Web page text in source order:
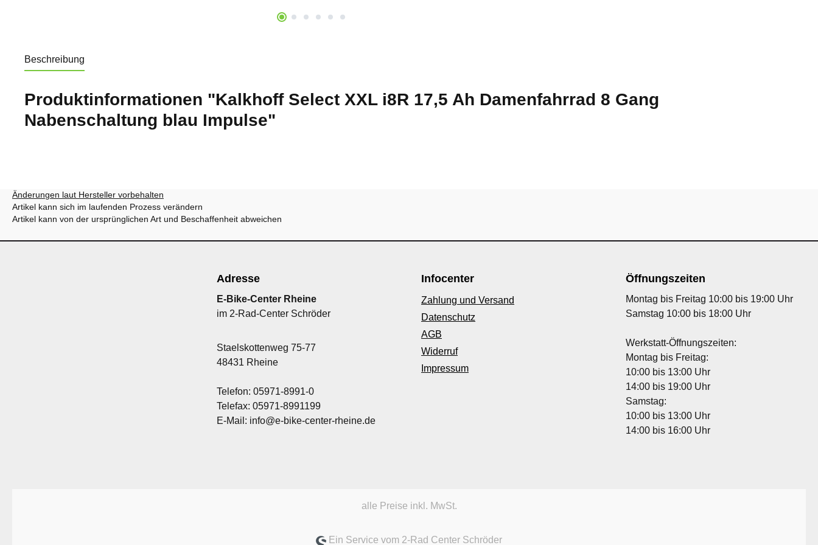
Beschreibung
Produktinformationen "Kalkhoff Select XXL i8R 17,5 Ah Damenfahrrad 8 Gang
Nabenschaltung blau Impulse"
Änderungen laut Hersteller vorbehalten
Artikel kann sich im laufenden Prozess verändern
Artikel kann von der ursprünglichen Art und Beschaffenheit abweichen
Adresse
E-Bike-Center Rheine
im 2-Rad-Center Schröder
Staelskottenweg 75-77
48431 Rheine
Telefon: 05971-8991-0
Telefax: 05971-8991199
E-Mail: info@e-bike-center-rheine.de
Infocenter
Zahlung und Versand
Datenschutz
AGB
Widerruf
Impressum
Öffnungszeiten
Montag bis Freitag 10:00 bis 19:00 Uhr
Samstag 10:00 bis 18:00 Uhr
Werkstatt-Öffnungszeiten:
Montag bis Freitag:
10:00 bis 13:00 Uhr
14:00 bis 19:00 Uhr
Samstag:
10:00 bis 13:00 Uhr
14:00 bis 16:00 Uhr
alle Preise inkl. MwSt.
Ein Service vom 2-Rad Center Schröder